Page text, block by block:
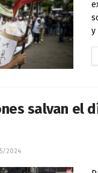
y
salvan el
2024